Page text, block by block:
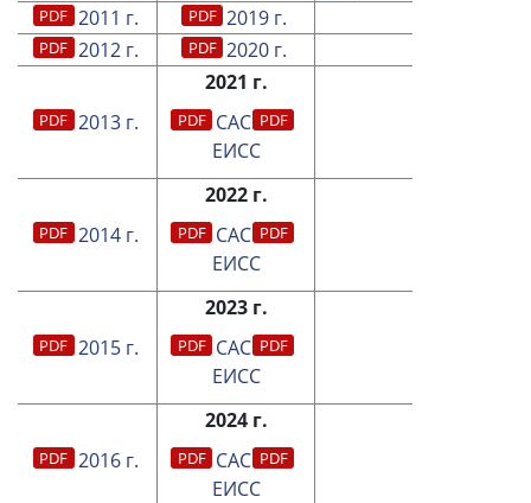
2011 г.
2019 г.
2012 г.
2020 г.
2013 г.
2021 г.
САС
ЕИСС
2014 г.
2022 г.
САС
ЕИСС
2015 г.
2023 г.
САС
ЕИСС
2016 г.
2024 г.
САС
ЕИСС